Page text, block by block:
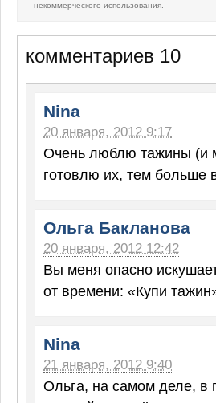
некоммерческого использования.
комментариев 10
Nina
20 января, 2012 9:17
Очень люблю тажины (и
готовлю их, тем больше
Ольга Бакланова
20 января, 2012 12:42
Вы меня опасно
от времени: «Купи
Nina
21 января, 2012 9:40
Ольга, на самом деле, в